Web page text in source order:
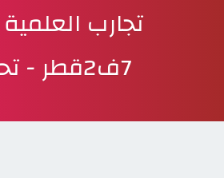
تجارب
7ف2قطر - تحميل